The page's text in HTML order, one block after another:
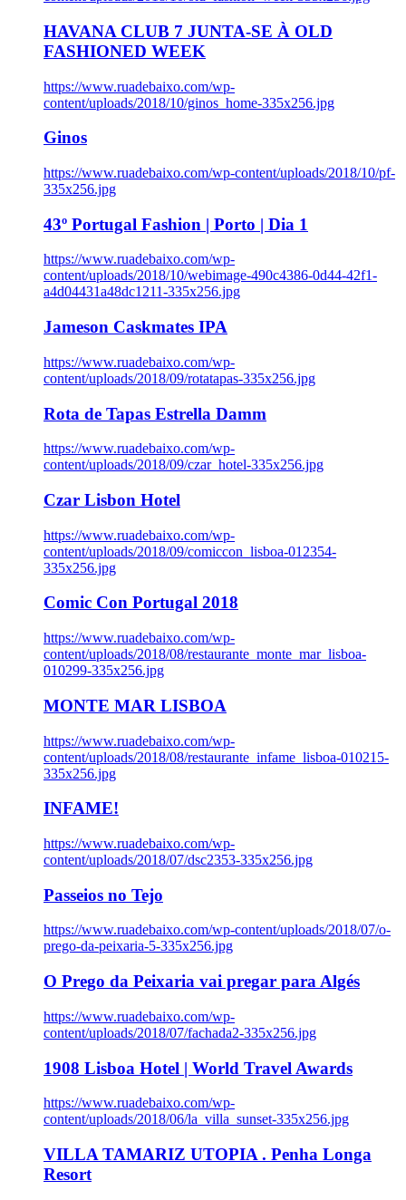
HAVANA CLUB 7 JUNTA-SE À OLD
FASHIONED WEEK
https://www.ruadebaixo.com/wp-
content/uploads/2018/10/ginos_home-335x256.jpg
Ginos
https://www.ruadebaixo.com/wp-content/uploads/2018/10/pf-
335x256.jpg
43º Portugal Fashion | Porto | Dia 1
https://www.ruadebaixo.com/wp-
content/uploads/2018/10/webimage-490c4386-0d44-42f1-
a4d04431a48dc1211-335x256.jpg
Jameson Caskmates IPA
https://www.ruadebaixo.com/wp-
content/uploads/2018/09/rotatapas-335x256.jpg
Rota de Tapas Estrella Damm
https://www.ruadebaixo.com/wp-
content/uploads/2018/09/czar_hotel-335x256.jpg
Czar Lisbon Hotel
https://www.ruadebaixo.com/wp-
content/uploads/2018/09/comiccon_lisboa-012354-
335x256.jpg
Comic Con Portugal 2018
https://www.ruadebaixo.com/wp-
content/uploads/2018/08/restaurante_monte_mar_lisboa-
010299-335x256.jpg
MONTE MAR LISBOA
https://www.ruadebaixo.com/wp-
content/uploads/2018/08/restaurante_infame_lisboa-010215-
335x256.jpg
INFAME!
https://www.ruadebaixo.com/wp-
content/uploads/2018/07/dsc2353-335x256.jpg
Passeios no Tejo
https://www.ruadebaixo.com/wp-content/uploads/2018/07/o-
prego-da-peixaria-5-335x256.jpg
O Prego da Peixaria vai pregar para Algés
https://www.ruadebaixo.com/wp-
content/uploads/2018/07/fachada2-335x256.jpg
1908 Lisboa Hotel | World Travel Awards
https://www.ruadebaixo.com/wp-
content/uploads/2018/06/la_villa_sunset-335x256.jpg
VILLA TAMARIZ UTOPIA . Penha Longa
Resort